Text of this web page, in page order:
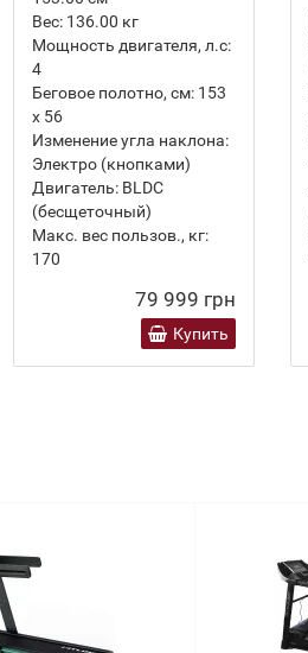
Вес: 136.00 кг
Мощность двигателя, л.с:
4
Беговое полотно, см: 153
х 56
Изменение угла наклона:
Электро (кнопками)
Двигатель: BLDC
(бесщеточный)
Макс. вес пользов., кг:
170
79 999 грн
Купить